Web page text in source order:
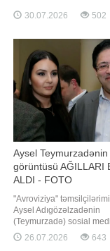
nişanlılıq dövründə
yazılan xəbərlərdən söz
30.07.2026 502
Aysel
görüntüsü AĞILLARI
ALDI - FOTO
"Avroviziya"
Aysel Adıgözəlzadənin
(Teymurzadə) sosial
paylaşımı ilə maraq
verir ki, ifaçı yeni
26.07.2026 643